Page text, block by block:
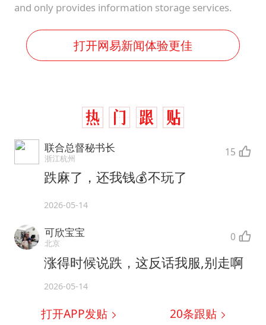
and only provides information storage services.
打开网易新闻体验更佳
联合总督秘书长
浙江杭州 15
跌麻了，还我钱💰不玩了
2026-05-14
可欣宝宝
北京 0
涨得时候说跌，这反话我服,别走啊
2026-05-14
打开APP发贴 20条跟贴